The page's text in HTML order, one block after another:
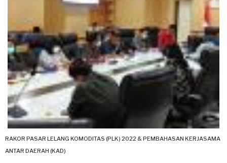
RAKOR PASAR LELANG KOMODITAS (PLK) 2022 & PEMBAHASAN KERJASAMA
ANTAR DAERAH (KAD)